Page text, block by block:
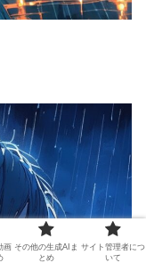
画 その他の生成AIま
とめ
サイト管理者につ
いて